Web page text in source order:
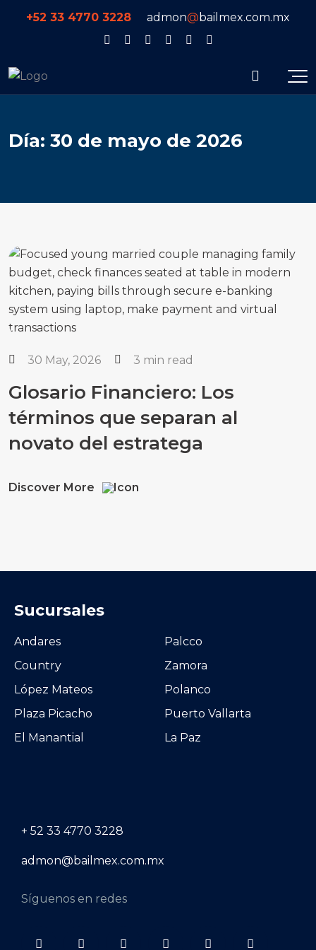
+52 33 4770 3228 admon@bailmex.com.mx
Día: 30 de mayo de 2026
30 May, 2026 3 min read
Glosario Financiero: Los
términos que separan al
novato del estratega
Discover More
Sucursales
Andares
Country
López Mateos
Plaza Picacho
El Manantial
Palcco
Zamora
Polanco
Puerto Vallarta
La Paz
+ 52 33 4770 3228
admon@bailmex.com.mx
Síguenos en redes